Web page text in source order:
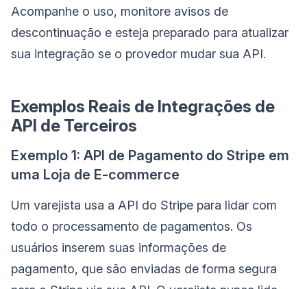
Acompanhe o uso, monitore avisos de
descontinuação e esteja preparado para atualizar
sua integração se o provedor mudar sua API.
Exemplos Reais de Integrações de
API de Terceiros
Exemplo 1: API de Pagamento do Stripe em
uma Loja de E-commerce
Um varejista usa a API do Stripe para lidar com
todo o processamento de pagamentos. Os
usuários inserem suas informações de
pagamento, que são enviadas de forma segura